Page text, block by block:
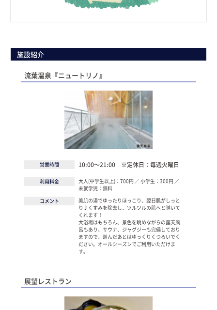
施設紹介
流葉温泉『ニュートリノ』
営業時間 10:00～21:00 ※定休日：毎週火曜日
利用料金
大人(中学生以上)：700円 ／ 小学生：300円 ／
未就学児：無料
コメント
美肌の湯でゆったりほっこり、翌日肌がしっと
り♪くすみを除去し、ツルツルの肌へと導いて
くれます！
大浴場はもちろん、景色を眺めながらの露天風
呂もあり、サウナ、ジャグジーも完備しており
ますので、遊んだあとはゆっくりくつろいでく
ださい。オールシーズンでご利用いただけま
す。
展望レストラン